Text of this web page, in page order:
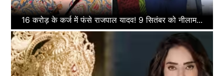
16 करोड़ के कर्ज में फंसे राजपाल यादव! 9 सितंबर को नीलाम...